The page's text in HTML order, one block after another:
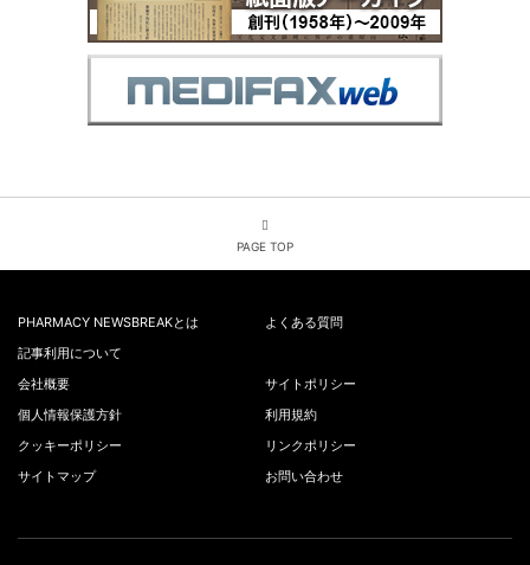
PAGE TOP
PHARMACY NEWSBREAKとは
よくある質問
記事利用について
会社概要
サイトポリシー
個人情報保護方針
利用規約
クッキーポリシー
リンクポリシー
サイトマップ
お問い合わせ